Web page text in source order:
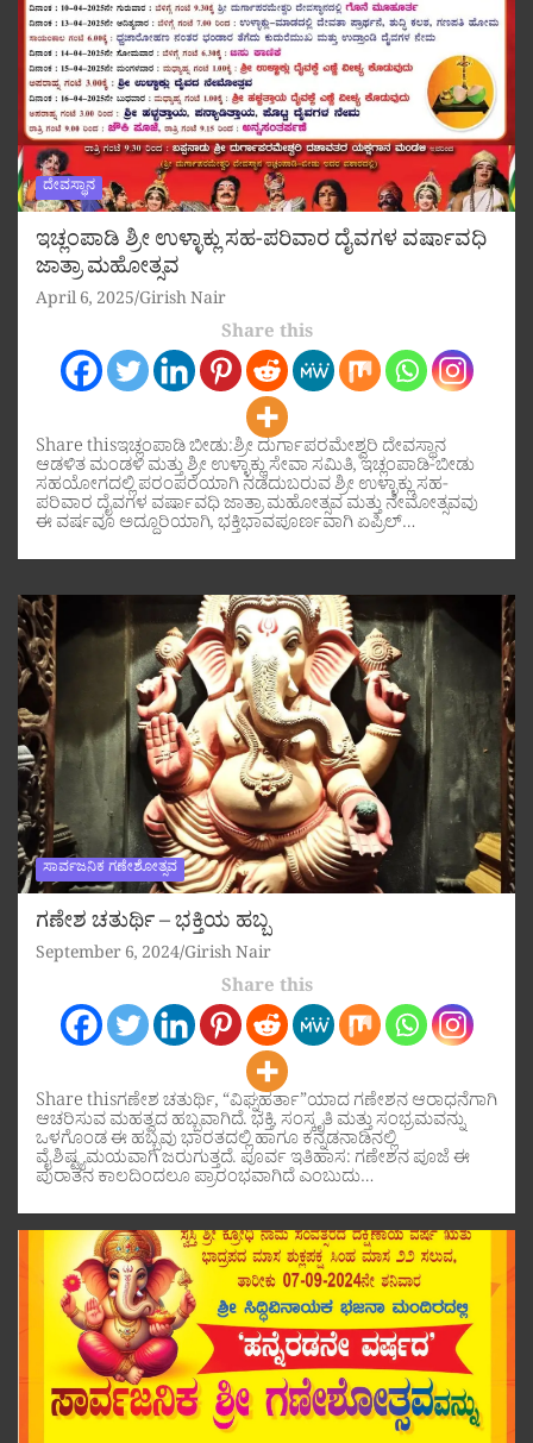
ದೇವಸ್ಥಾನ
ಇಚ್ಲಂಪಾಡಿ ಶ್ರೀ ಉಳ್ಳಾಕ್ಲು ಸಹ-ಪರಿವಾರ ದೈವಗಳ ವರ್ಷಾವಧಿ
ಜಾತ್ರಾ ಮಹೋತ್ಸವ
April 6, 2025 Girish Nair
Share this
Share thisಇಚ್ಲಂಪಾಡಿ ಬೀಡು:ಶ್ರೀ ದುರ್ಗಾಪರಮೇಶ್ವರಿ ದೇವಸ್ಥಾನ
ಆಡಳಿತ ಮಂಡಳಿ ಮತ್ತು ಶ್ರೀ ಉಳ್ಳಾಕ್ಲು ಸೇವಾ ಸಮಿತಿ, ಇಚ್ಲಂಪಾಡಿ-ಬೀಡು
ಸಹಯೋಗದಲ್ಲಿ ಪರಂಪರೆಯಾಗಿ ನಡೆದುಬರುವ ಶ್ರೀ ಉಳ್ಳಾಕ್ಲು ಸಹ-
ಪರಿವಾರ ದೈವಗಳ ವರ್ಷಾವಧಿ ಜಾತ್ರಾ ಮಹೋತ್ಸವ ಮತ್ತು ನೇಮೋತ್ಸವವು
ಈ ವರ್ಷವೂ ಅದ್ದೂರಿಯಾಗಿ, ಭಕ್ತಿಭಾವಪೂರ್ಣವಾಗಿ ಏಪ್ರಿಲ್…
ಸಾರ್ವಜನಿಕ ಗಣೇಶೋತ್ಸವ
ಗಣೇಶ ಚತುರ್ಥಿ – ಭಕ್ತಿಯ ಹಬ್ಬ
September 6, 2024 Girish Nair
Share this
Share thisಗಣೇಶ ಚತುರ್ಥಿ, “ವಿಘ್ನಹರ್ತಾ”ಯಾದ ಗಣೇಶನ ಆರಾಧನೆಗಾಗಿ
ಆಚರಿಸುವ ಮಹತ್ವದ ಹಬ್ಬವಾಗಿದೆ. ಭಕ್ತಿ, ಸಂಸ್ಕೃತಿ ಮತ್ತು ಸಂಭ್ರಮವನ್ನು
ಒಳಗೊಂಡ ಈ ಹಬ್ಬವು ಭಾರತದಲ್ಲಿ ಹಾಗೂ ಕನ್ನಡನಾಡಿನಲ್ಲಿ
ವೈಶಿಷ್ಟ್ಯಮಯವಾಗಿ ಜರುಗುತ್ತದೆ. ಪೂರ್ವ ಇತಿಹಾಸ: ಗಣೇಶನ ಪೂಜೆ ಈ
ಪುರಾತನ ಕಾಲದಿಂದಲೂ ಪ್ರಾರಂಭವಾಗಿದೆ ಎಂಬುದು…